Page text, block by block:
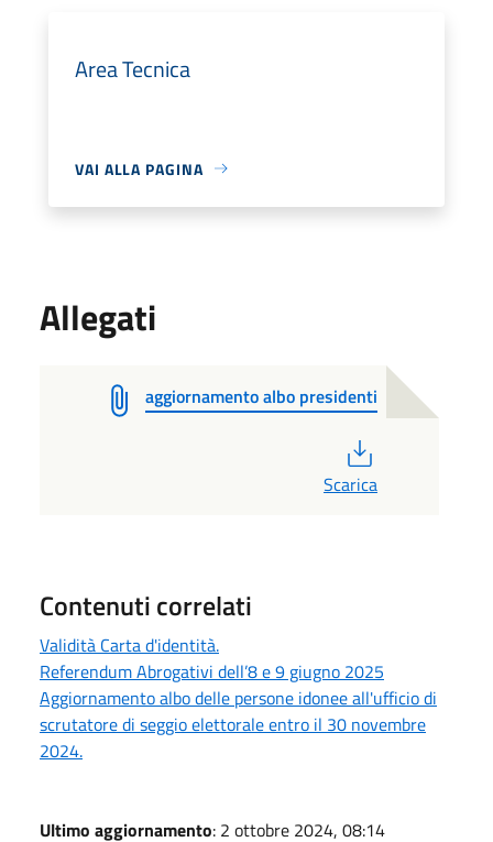
Area Tecnica
VAI ALLA PAGINA
Allegati
aggiornamento albo presidenti
Scarica
Contenuti correlati
Validità Carta d'identità.
Referendum Abrogativi dell’8 e 9 giugno 2025
Aggiornamento albo delle persone idonee all'ufficio di
scrutatore di seggio elettorale entro il 30 novembre
2024.
Ultimo aggiornamento: 2 ottobre 2024, 08:14